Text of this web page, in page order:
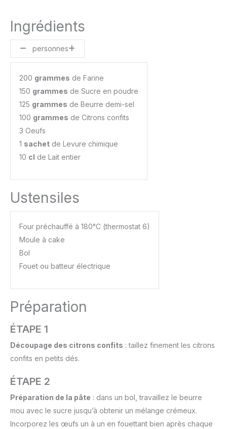
Ingrédients
personnes
200 grammes de Farine
150 grammes de Sucre en poudre
125 grammes de Beurre demi-sel
100 grammes de Citrons confits
3 Oeufs
1 sachet de Levure chimique
10 cl de Lait entier
Ustensiles
Four préchauffé à 180°C (thermostat 6)
Moule à cake
Bol
Fouet ou batteur électrique
Préparation
ÉTAPE 1
Découpage des citrons confits : taillez finement les citrons
confits en petits dés.
ÉTAPE 2
Préparation de la pâte : dans un bol, travaillez le beurre
mou avec le sucre jusqu’à obtenir un mélange crémeux.
Incorporez les œufs un à un en fouettant bien après chaque